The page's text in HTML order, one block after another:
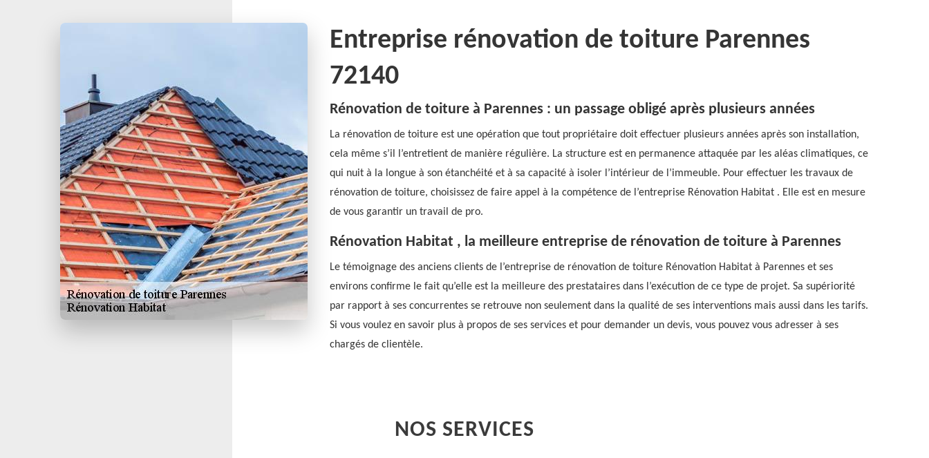
Entreprise rénovation de toiture Parennes
72140
Rénovation de toiture à Parennes : un passage obligé après plusieurs années
La rénovation de toiture est une opération que tout propriétaire doit effectuer plusieurs années après son installation,
cela même s’il l’entretient de manière régulière. La structure est en permanence attaquée par les aléas climatiques, ce
qui nuit à la longue à son étanchéité et à sa capacité à isoler l’intérieur de l’immeuble. Pour effectuer les travaux de
rénovation de toiture, choisissez de faire appel à la compétence de l’entreprise Rénovation Habitat . Elle est en mesure
de vous garantir un travail de pro.
Rénovation Habitat , la meilleure entreprise de rénovation de toiture à Parennes
Le témoignage des anciens clients de l’entreprise de rénovation de toiture Rénovation Habitat à Parennes et ses
environs confirme le fait qu’elle est la meilleure des prestataires dans l’exécution de ce type de projet. Sa supériorité
par rapport à ses concurrentes se retrouve non seulement dans la qualité de ses interventions mais aussi dans les tarifs.
Si vous voulez en savoir plus à propos de ses services et pour demander un devis, vous pouvez vous adresser à ses
chargés de clientèle.
NOS SERVICES